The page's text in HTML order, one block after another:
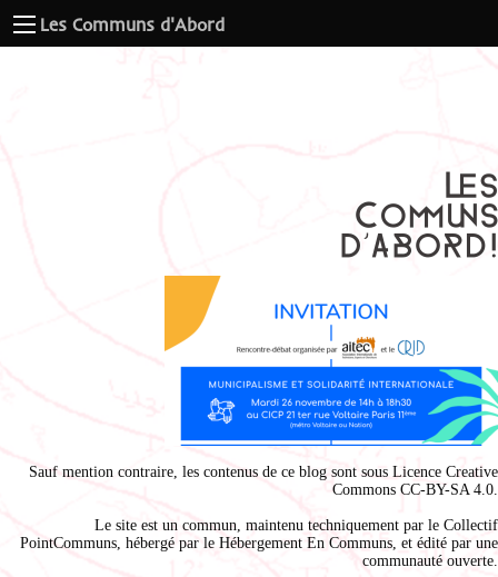
Les Communs d'Abord
Sauf mention contraire, les contenus de ce blog sont sous Licence Creative
Commons CC-BY-SA 4.0
Le site est un commun, maintenu techniquement par le Collectif
PointCommuns , hébergé par le Hébergement En Communs , et édité par une
communauté ouverte.